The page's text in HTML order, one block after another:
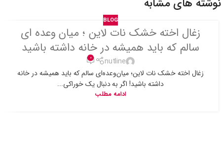
نوشته های مشابه
BLOG
زغال اخته خشک نات لاین ؛ میان وعده ای
سالم که باید همیشه در خانه داشته باشید
nutline
0
زغال اخته خشک نات لاین؛ میان‌وعده‌ای سالم که باید همیشه در خانه
داشته باشید! اگر به دنبال یک خوراکی...
ادامه مطلب